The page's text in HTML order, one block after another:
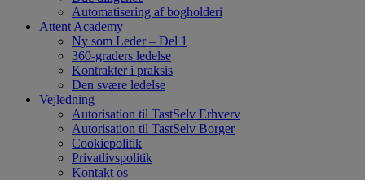
Automatisering af bogholderi
Attent Academy
Ny som Leder – Del 1
360-graders ledelse
Kontrakter i praksis
Den svære ledelse
Vejledning
Autorisation til TastSelv Erhverv
Autorisation til TastSelv Borger
Cookiepolitik
Privatlivspolitik
Kontakt os